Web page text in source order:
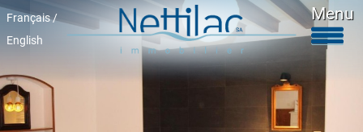
Français /
English
Menu
Logements meublés
Parkings et garages